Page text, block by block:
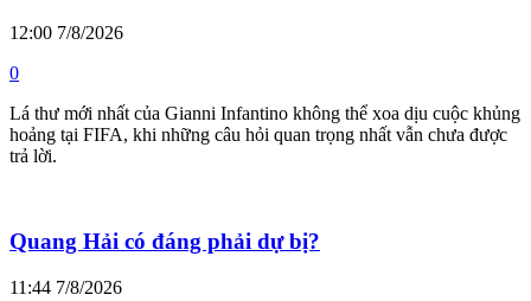
12:00 7/8/2026
0
Lá thư mới nhất của Gianni Infantino không thể xoa dịu cuộc khủng
hoảng tại FIFA, khi những câu hỏi quan trọng nhất vẫn chưa được
trả lời.
Quang Hải có đáng phải dự bị?
11:44 7/8/2026